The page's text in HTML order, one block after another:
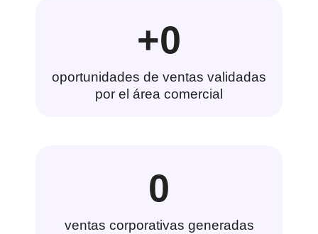
oportunidades de ventas validadas
por el área comercial
+0
ventas corporativas generadas
0